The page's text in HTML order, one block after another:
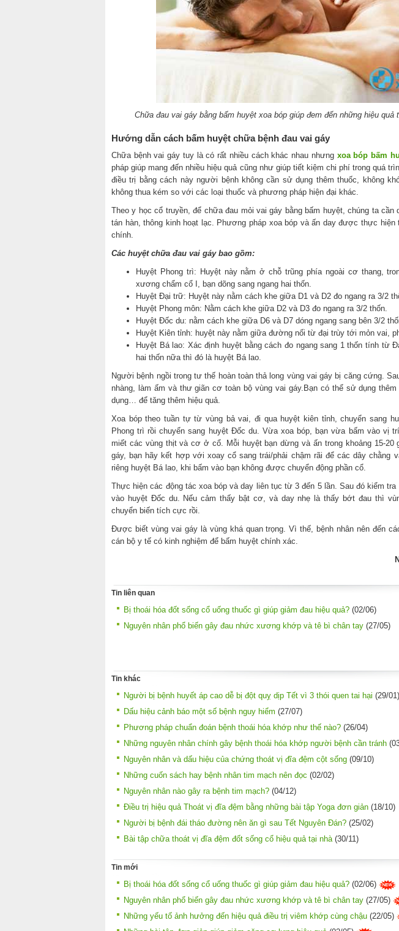
Chữa đau vai gáy bằng bấm huyệt xoa bóp giúp đem đến những hiệu
Hướng dẫn cách bấm huyệt chữa bệnh đau vai gáy
Chữa bệnh vai gáy tuy là có rất nhiều cách khác nhau nhưng xoa bóp bấm
pháp giúp mang đến nhiều hiệu quả cũng như giúp tiết kiệm chi phí trong quá
điều trị bằng cách này người bệnh không cần sử dụng thêm thuốc, không
không thua kém so với các loại thuốc và phương pháp hiện đại khác.
Theo y học cổ truyền, để chữa đau mỏi vai gáy bằng bấm huyệt, chúng ta cần
tán hàn, thông kinh hoạt lạc. Phương pháp xoa bóp và ấn day được thực hiện
chính.
Các huyệt chữa đau vai gáy bao gồm:
Huyệt Phong trì: Huyệt này nằm ở chỗ trũng phía ngoài cơ thang,
xương chẩm cổ I, bạn dõng sang ngang hai thốn.
Huyệt Đại trữ: Huyệt này nằm cách khe giữa D1 và D2 đo ngang ra 3/2
Huyệt Phong môn: Nằm cách khe giữa D2 và D3 đo ngang ra 3/2 thốn.
Huyệt Đốc du: nằm cách khe giữa D6 và D7 dóng ngang sang bên 3/2
Huyệt Kiên tỉnh: huyệt này nằm giữa đường nối từ đại trùy tới mỏn vai,
Huyệt Bá lao: Xác định huyệt bằng cách đo ngang sang 1 thốn tính từ
hai thốn nữa thì đó là huyệt Bá lao.
Người bệnh ngồi trong tư thế hoàn toàn thả long vùng vai gáy bị căng cứng.
nhàng, làm ấm và thư giãn cơ toàn bộ vùng vai gáy.Bạn có thể sử dụng
dụng… để tăng thêm hiệu quả.
Xoa bóp theo tuần tự từ vùng bả vai, đi qua huyệt kiên tỉnh, chuyển sang
Phong trì rồi chuyển sang huyệt Đốc du. Vừa xoa bóp, bạn vừa bấm vào vị
miết các vùng thịt và cơ ở cổ. Mỗi huyệt bạn dừng và ấn trong khoảng 15-20
gáy, bạn hãy kết hợp với xoay cổ sang trái/phải chậm rãi để các dây
riêng huyệt Bá lao, khi bấm vào bạn không được chuyển động phần cổ.
Thực hiện các động tác xoa bóp và day liên tục từ 3 đến 5 lần. Sau đó kiểm
vào huyệt Đốc du. Nếu cảm thấy bật cơ, và day nhẹ là thấy bớt đau thì
chuyển biến tích cực rồi.
Được biết vùng vai gáy là vùng khá quan trọng. Vì thế, bệnh nhân nên đến
cán bộ y tế có kinh nghiệm để bấm huyệt chính xác.
Tin liên quan
Bị thoái hóa đốt sống cổ uống thuốc gì giúp giảm đau hiệu quả? (02/06)
Nguyên nhân phổ biến gây đau nhức xương khớp và tê bì chân tay (27/05)
Tin khác
Người bị bệnh huyết áp cao dễ bị đột quỵ dịp Tết vì 3 thói quen tai hại (29/01)
Dấu hiệu cảnh báo một số bệnh nguy hiểm (27/07)
Phương pháp chuẩn đoán bệnh thoái hóa khớp như thế nào? (26/04)
Những nguyên nhân chính gây bệnh thoái hóa khớp người bệnh cần tránh
Nguyên nhân và dấu hiệu của chứng thoát vị đĩa đệm cột sống (09/10)
Những cuốn sách hay bệnh nhân tim mạch nên đọc (02/02)
Nguyên nhân nào gây ra bệnh tim mạch? (04/12)
Điều trị hiệu quả Thoát vị đĩa đệm bằng những bài tập Yoga đơn giản (18/10)
Người bị bệnh đái tháo đường nên ăn gì sau Tết Nguyên Đán? (25/02)
Bài tập chữa thoát vị đĩa đệm đốt sống cổ hiệu quả tại nhà (30/11)
Tin mới
Bị thoái hóa đốt sống cổ uống thuốc gì giúp giảm đau hiệu quả? (02/06)
Nguyên nhân phổ biến gây đau nhức xương khớp và tê bì chân tay (27/05)
Những yếu tố ảnh hưởng đến hiệu quả điều trị viêm khớp cùng chậu (22/05)